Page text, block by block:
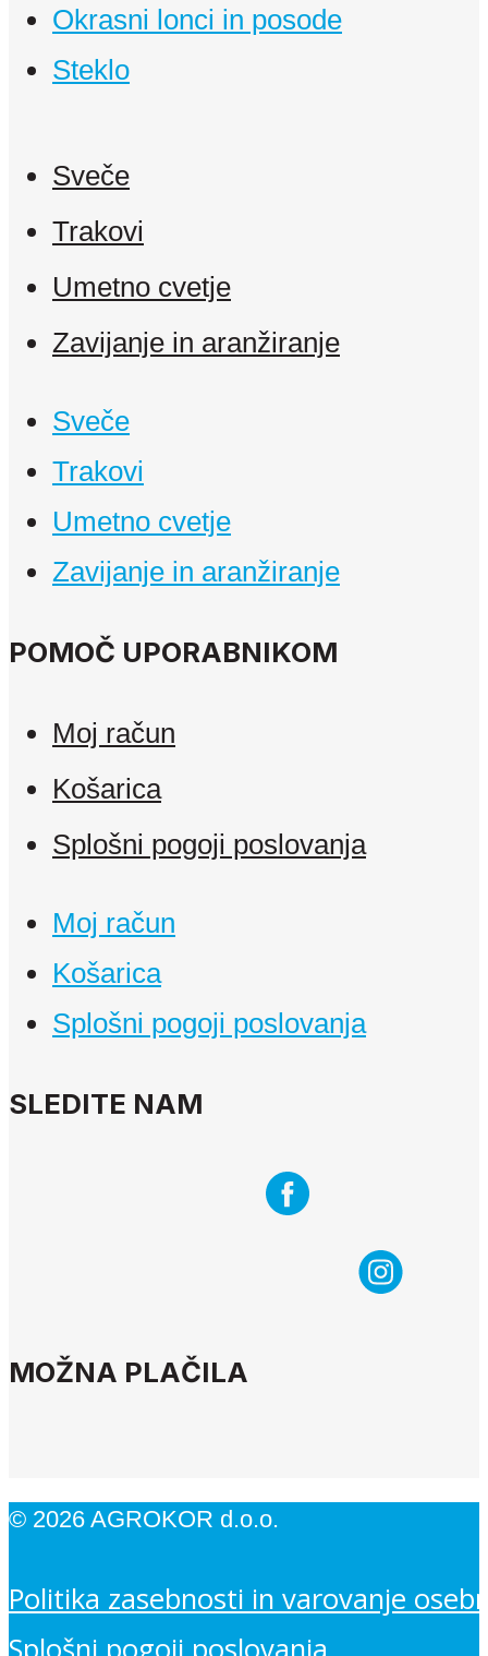
Okrasni lonci in posode
Steklo
Sveče
Trakovi
Umetno cvetje
Zavijanje in aranžiranje
Sveče
Trakovi
Umetno cvetje
Zavijanje in aranžiranje
POMOČ UPORABNIKOM
Moj račun
Košarica
Splošni pogoji poslovanja
Moj račun
Košarica
Splošni pogoji poslovanja
SLEDITE NAM
MOŽNA PLAČILA
© 2026 AGROKOR d.o.o.
Politika zasebnosti in varovanje